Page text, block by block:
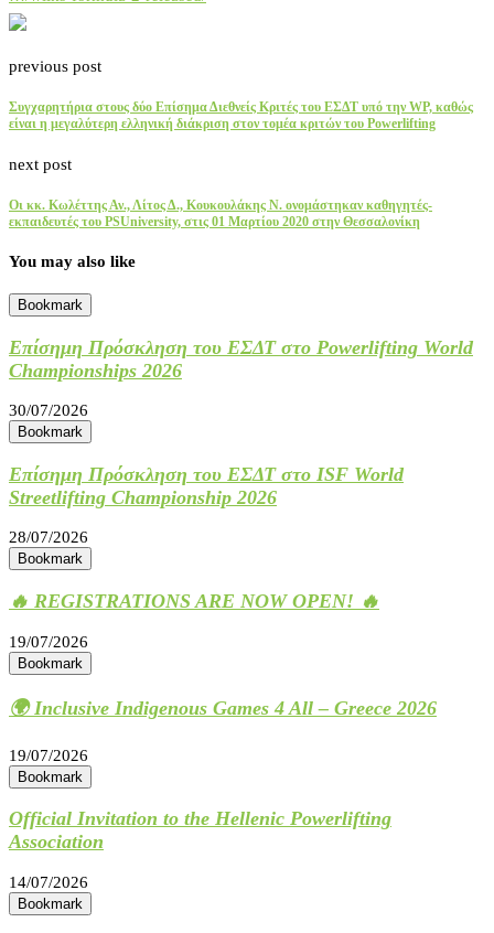
previous post
Συγχαρητήρια στους δύο Επίσημα Διεθνείς Κριτές του ΕΣΔΤ υπό την WP, καθώς
είναι η μεγαλύτερη ελληνική διάκριση στον τομέα κριτών του Powerlifting
next post
Οι κκ. Κωλέττης Αν., Λίτος Δ., Κουκουλάκης Ν. ονομάστηκαν καθηγητές-
εκπαιδευτές του PSUniversity, στις 01 Μαρτίου 2020 στην Θεσσαλονίκη
You may also like
Bookmark
Επίσημη Πρόσκληση του ΕΣΔΤ στο Powerlifting World
Championships 2026
30/07/2026
Bookmark
Επίσημη Πρόσκληση του ΕΣΔΤ στο ISF World
Streetlifting Championship 2026
28/07/2026
Bookmark
🔥 REGISTRATIONS ARE NOW OPEN! 🔥
19/07/2026
Bookmark
🌍 Inclusive Indigenous Games 4 All – Greece 2026
19/07/2026
Bookmark
Official Invitation to the Hellenic Powerlifting
Association
14/07/2026
Bookmark